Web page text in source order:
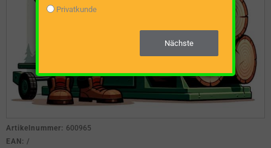
Artikelnummer: 600965
EAN: /
Privatkunde
Nächste